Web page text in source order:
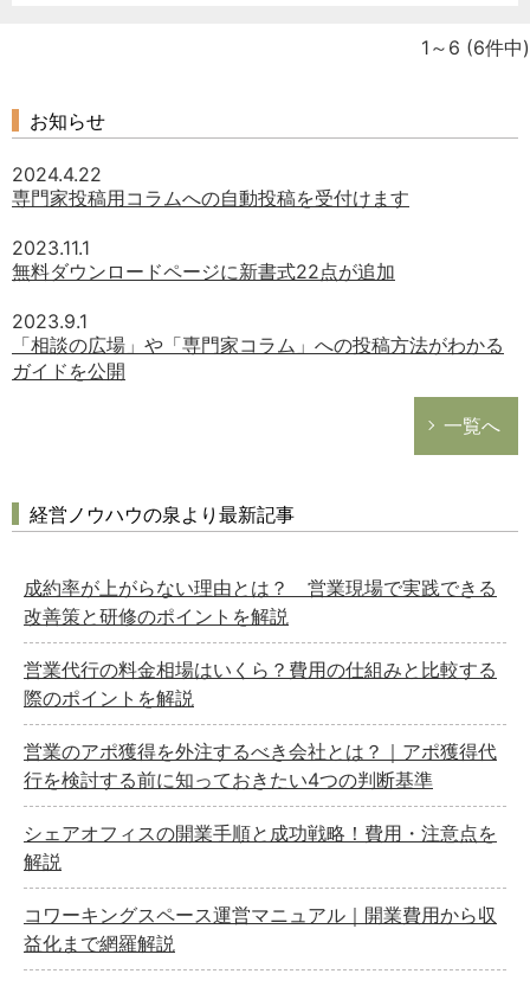
1～6 (6件中)
お知らせ
2024.4.22
専門家投稿用コラムへの自動投稿を受付けます
2023.11.1
無料ダウンロードページに新書式22点が追加
2023.9.1
「相談の広場」や「専門家コラム」への投稿方法がわかる
ガイドを公開
一覧へ
経営ノウハウの泉より最新記事
成約率が上がらない理由とは？ 営業現場で実践できる
改善策と研修のポイントを解説
営業代行の料金相場はいくら？費用の仕組みと比較する
際のポイントを解説
営業のアポ獲得を外注するべき会社とは？｜アポ獲得代
行を検討する前に知っておきたい4つの判断基準
シェアオフィスの開業手順と成功戦略！費用・注意点を
解説
コワーキングスペース運営マニュアル｜開業費用から収
益化まで網羅解説